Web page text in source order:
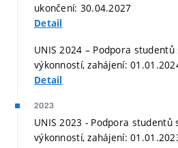
ukončení: 30.04.2027
Detail
UNIS 2024 – Podpora
výkonností, zahájení:
Detail
2023
UNIS 2023 - Podpora
výkonností, zahájení: